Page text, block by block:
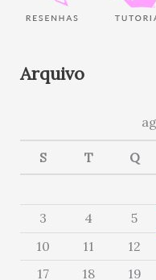
Arquivo
S T Q
3
4 5
10
11 12
17
18 19